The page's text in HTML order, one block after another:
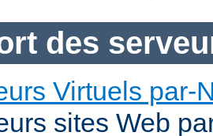
des
Virtuels par-
sites Web